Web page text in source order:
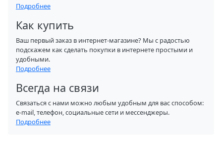
Подробнее
Как купить
Ваш первый заказ в интернет-магазине? Мы с радостью
подскажем как сделать покупки в интернете простыми и
удобными.
Подробнее
Всегда на связи
Связаться с нами можно любым удобным для вас способом:
e-mail, телефон, социальные сети и мессенджеры.
Подробнее